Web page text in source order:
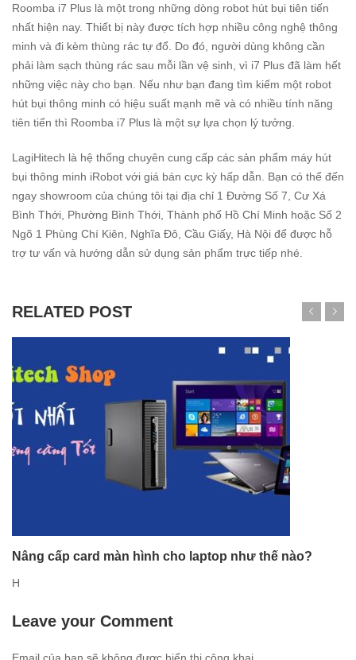
Roomba i7 Plus là một trong những dòng robot hút bụi tiên tiến
nhất hiện nay. Thiết bị này được tích hợp nhiều công nghệ thông
minh và đi kèm thùng rác tự đổ. Do đó, người dùng không cần
phải làm sạch thùng rác sau mỗi lần vệ sinh, vì i7 Plus đã làm hết
những việc này cho bạn. Nếu như bạn đang tìm kiếm một robot
hút bụi thông minh có hiệu suất mạnh mẽ và có nhiều tính năng
tiên tiến thì Roomba i7 Plus là một sự lựa chọn lý tưởng.
LagiHitech là hệ thống chuyên cung cấp các sản phẩm máy hút
bụi thông minh iRobot với giá bán cực kỳ hấp dẫn. Bạn có thể đến
ngay showroom của chúng tôi tại địa chỉ 1 Đường Số 7, Cư Xá
Bình Thới, Phường Bình Thới, Thành phố Hồ Chí Minh hoặc Số 2
Ngõ 1 Phùng Chí Kiên, Nghĩa Đô, Cầu Giấy, Hà Nội để được hỗ
trợ tư vấn và hướng dẫn sử dụng sản phẩm trực tiếp nhé.
RELATED POST
Nâng cấp card màn hình cho laptop như thế nào?
H
Leave your Comment
Email của bạn sẽ không được hiển thị công khai.